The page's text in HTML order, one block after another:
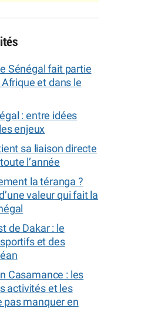
Sénégal fait partie
et dans le
: entre idées
enjeux
sa liaison directe
l’année
la téranga ?
valeur qui fait la
de Dakar : le
et des
Casamance : les
activités et les
pas manquer en